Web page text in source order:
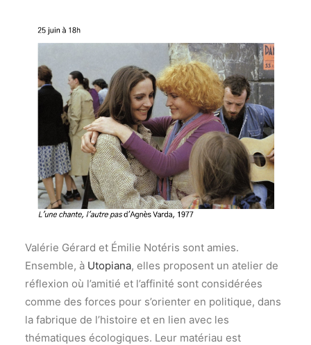
Valérie Gérard et Émilie Notéris sont amies.
Ensemble, à Utopiana, elles proposent un atelier de
réflexion où l’amitié et l’affinité sont considérées
comme des forces pour s’orienter en politique, dans
la fabrique de l’histoire et en lien avec les
thématiques écologiques. Leur matériau est